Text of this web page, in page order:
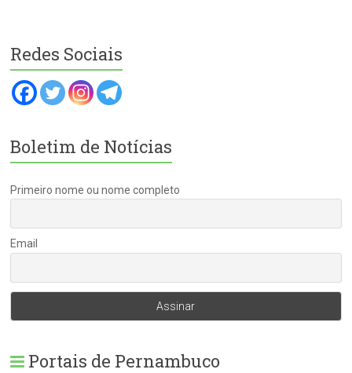
Redes Sociais
Boletim de Notícias
Primeiro nome ou nome completo
Email
Portais de Pernambuco